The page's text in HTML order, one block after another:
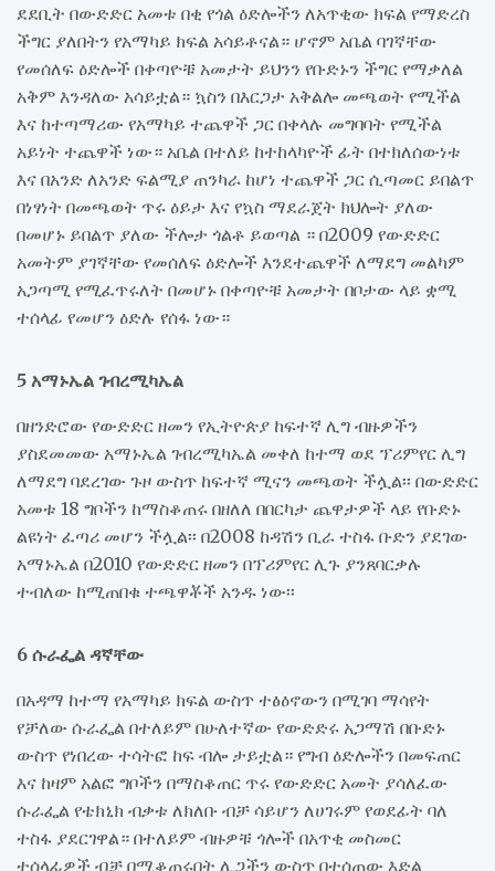
ደደቢት በውድድር አመቱ በቂ የጎል ዕድሎችን ለአጥቂው ክፍል የማድረስ
ችግር ያለበትን የአማካይ ክፍል አሳይቶናል። ሆኖም አቤል ባገኛቸው
የመሰለፍ ዕድሎች በቀጣዮቹ አመታት ይህንን የቡድኑን ችግር የማቃለል
አቅም እንዳለው አሳይቷል። ኳስን በእርጋታ አቅልሎ መጫወት የሚችል
እና ከተጣማሪው የአማካይ ተጨዋች ጋር በቀላሉ መግባባት የሚችል
አይነት ተጨዋች ነው። አቤል በተለይ ከተከላካዮች ፊት በተክለሰውነቱ
እና በአንድ ለአንድ ፍልሚያ ጠንካራ ከሆነ ተጨዋች ጋር ሲጣመር ይበልጥ
በነፃነት በመጫወት ጥሩ ዕይታ እና የኳስ ማደራጀት ክህሎት ያለው
በመሆኑ ይበልጥ ያለው ችሎታ ጎልቶ ይወጣል ። በ2009 የውድድር
አመትም ያገኛቸው የመሰለፍ ዕድሎች እንደተጨዋች ለማደግ መልካም
አጋጣሚ የሚፈጥሩለት በመሆኑ በቀጣዮቹ አመታት በቦታው ላይ ቋሚ
ተሰላፊ የመሆን ዕድሉ የሰፋ ነው።
5 አማኑኤል ገብረሚካኤል
በዘንድሮው የውድድር ዘመን የኢትዮጵያ ከፍተኛ ሊግ ብዙዎችን
ያስደመመው አማኑኤል ገብረሚካኤል መቀለ ከተማ ወደ ፕሪምየር ሊግ
ለማደግ ባደረገው ጉዞ ውስጥ ከፍተኛ ሚናን መጫወት ችሏል፡፡ በውድድር
አመቱ 18 ግቦችን ከማስቆጠሩ በዘለለ በበርካታ ጨዋታዎች ላይ የቡድኑ
ልዩነት ፈጣሪ መሆን ችሏል፡፡ በ2008 ከዳሽን ቢራ ተስፋ ቡድን ያደገው
አማኑኤል በ2010 የውድድር ዘመን በፕሪምየር ሊጉ ያንጸባርቃሉ
ተብለው ከሚጠበቁ ተጫዋቾች አንዱ ነው፡፡
6 ሱራፌል ዳኛቸው
በአዳማ ከተማ የአማካይ ክፍል ውስጥ ተፅዕኖውን በሚገባ ማሳየት
የቻለው ሱራፌል በተለይም በሁለተኛው የውድድሩ አጋማሽ በቡድኑ
ውስጥ የነበረው ተሳትፎ ከፍ ብሎ ታይቷል። የግብ ዕድሎችን በመፍጠር
እና ከዛም አልፎ ግቦችን በማስቆጠር ጥሩ የውድድር አመት ያሳለፈው
ሱራፌል የቴክኒክ ብቃቱ ለክለቡ ብቻ ሳይሆን ለሀገሩም የወደፊት ባለ
ተስፋ ያደርገዋል። በተለይም ብዙዎቹ ጎሎች በአጥቂ መስመር
ተሰላፊዎች ብቻ በሚቆጠሩበት ሊጋችን ውስጥ በተሰጠው እድል